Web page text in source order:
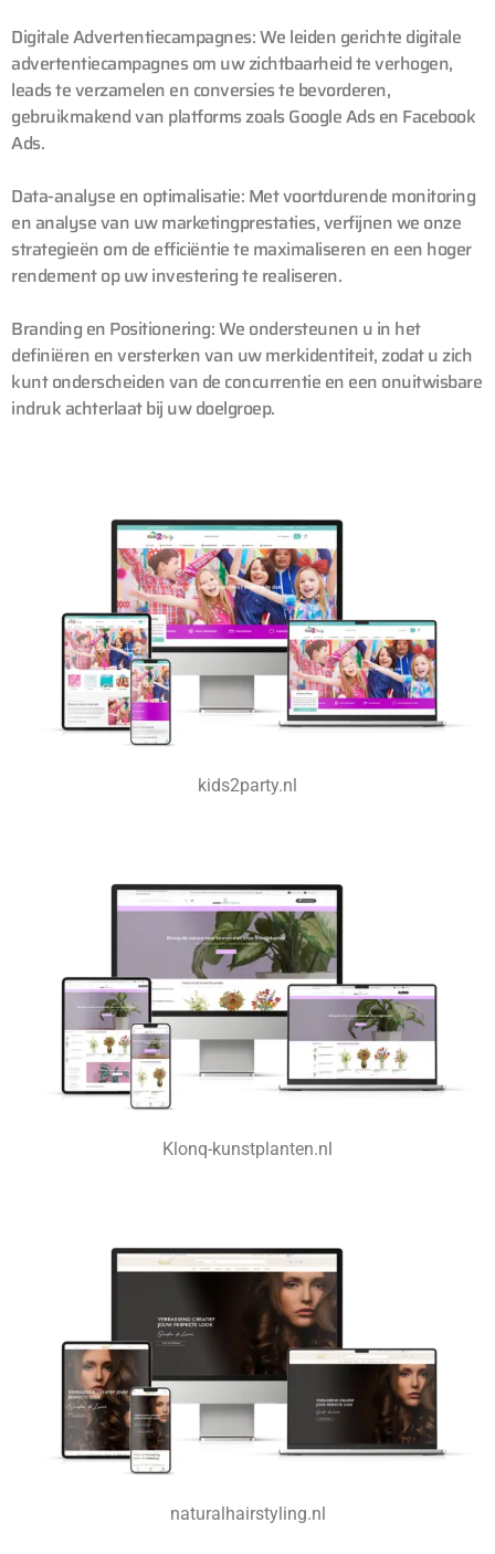
Digitale Advertentiecampagnes:We leiden gerichte digitale
advertentiecampagnes om uw zichtbaarheid te verhogen,
leads te verzamelen en conversies te bevorderen,
gebruikmakend van platforms zoals Google Ads en Facebook
Ads.
Data-analyse en optimalisatie: Met voortdurende monitoring
en analyse van uw marketingprestaties, verfijnen we onze
strategieën om de efficiëntie te maximaliseren en een hoger
rendement op uw investering te realiseren.
Branding en Positionering:We ondersteunen u in het
definiëren en versterken van uw merkidentiteit, zodat u zich
kunt onderscheiden van de concurrentie en een onuitwisbare
indruk achterlaat bij uw doelgroep.
kids2party.nl
Klonq-kunstplanten.nl
naturalhairstyling.nl